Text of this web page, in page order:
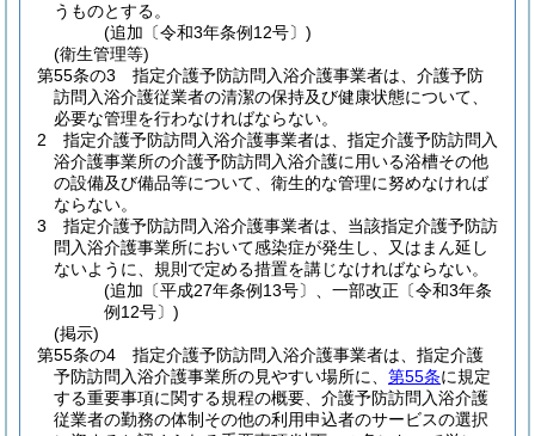
うものとする。
(追加〔令和3年条例12号〕)
(衛生管理等)
第55条の3
指定介護予防訪問入浴介護事業者は、介護予防
訪問入浴介護従業者の清潔の保持及び健康状態について、
必要な管理を行わなければならない。
2
指定介護予防訪問入浴介護事業者は、指定介護予防訪問入
浴介護事業所の介護予防訪問入浴介護に用いる浴槽その他
の設備及び備品等について、衛生的な管理に努めなければ
ならない。
3
指定介護予防訪問入浴介護事業者は、当該指定介護予防訪
問入浴介護事業所において感染症が発生し、又はまん延し
ないように、規則で定める措置を講じなければならない。
(追加〔平成27年条例13号〕、一部改正〔令和3年条
例12号〕)
(掲示)
第55条の4
指定介護予防訪問入浴介護事業者は、指定介護
予防訪問入浴介護事業所の見やすい場所に、 第55条に規定
する重要事項に関する規程の概要、介護予防訪問入浴介護
従業者の勤務の体制その他の利用申込者のサービスの選択